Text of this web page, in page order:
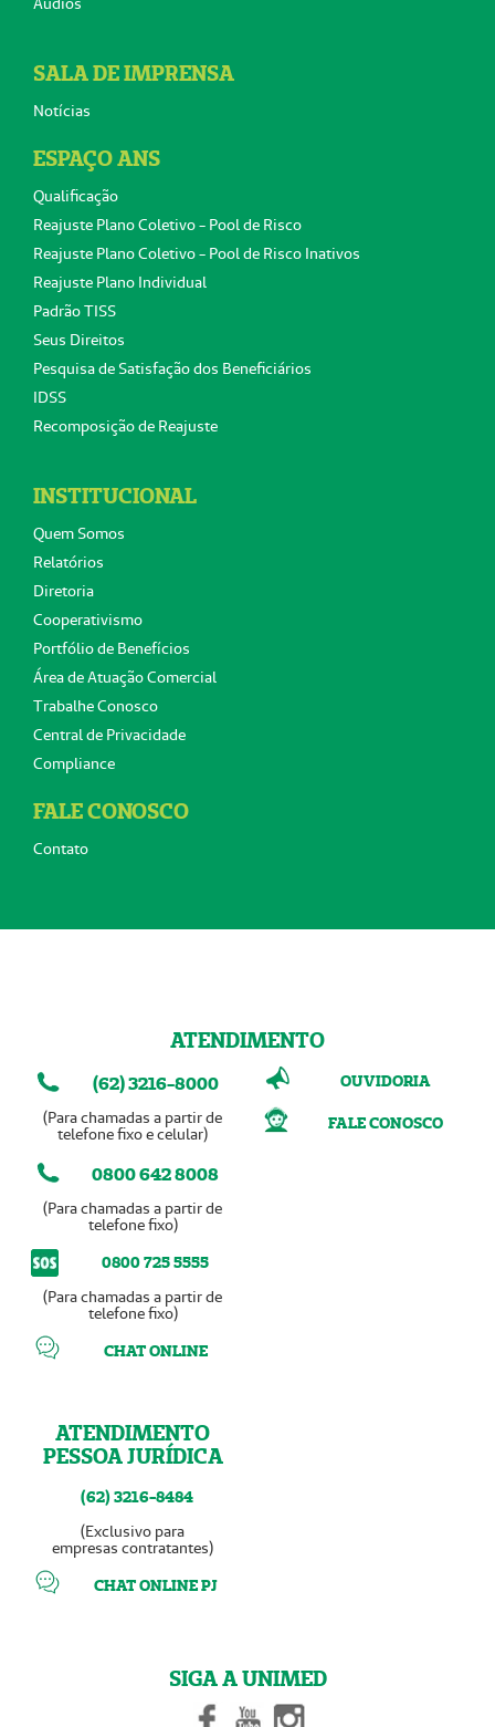
SALA DE IMPRENSA
Notícias
ESPAÇO ANS
Qualificação
Reajuste Plano Coletivo - Pool de Risco
Reajuste Plano Coletivo - Pool de Risco Inativos
Reajuste Plano Individual
Padrão TISS
Seus Direitos
Pesquisa de Satisfação dos Beneficiários
IDSS
Recomposição de Reajuste
INSTITUCIONAL
Quem Somos
Relatórios
Diretoria
Cooperativismo
Portfólio de Benefícios
Área de Atuação Comercial
Trabalhe Conosco
Central de Privacidade
Compliance
FALE CONOSCO
Contato
ATENDIMENTO
(62) 3216-8000
(Para chamadas a partir de
telefone fixo e celular)
0800 642 8008
(Para chamadas a partir de
telefone fixo)
0800 725 5555
(Para chamadas a partir de
telefone fixo)
CHAT ONLINE
ATENDIMENTO
PESSOA JURÍDICA
(62) 3216-8484
(Exclusivo para
empresas contratantes)
CHAT ONLINE PJ
OUVIDORIA
FALE CONOSCO
SIGA A UNIMED